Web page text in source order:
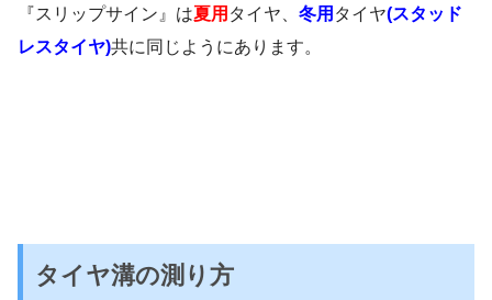
『スリップサイン』は夏用 タイヤ、 冬用 タイヤ(スタッド
レスタイヤ)共に同じようにあります。
タイヤ溝の測り方